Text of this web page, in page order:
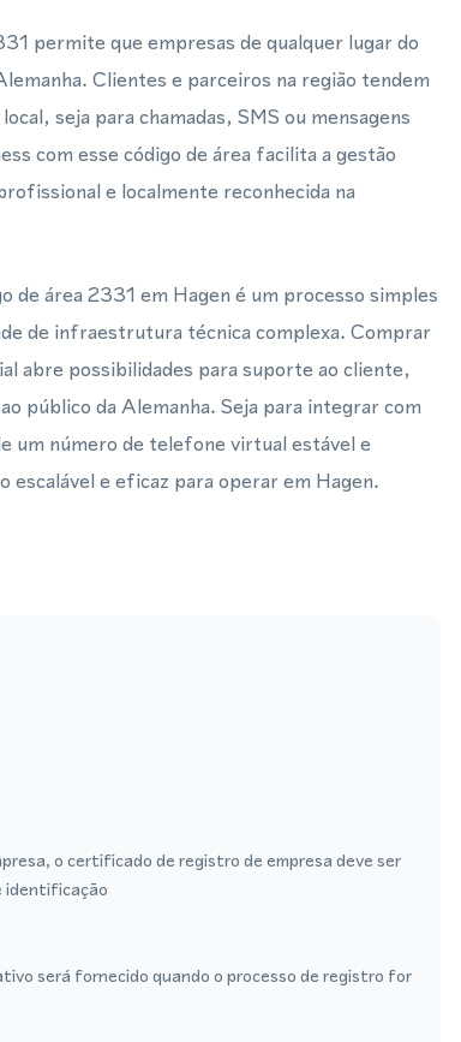
permite que empresas de qualquer lugar do
Clientes e parceiros na região tendem
seja para chamadas, SMS ou mensagens
com esse código de área facilita a gestão
e localmente reconhecida na
área 2331 em Hagen é um processo simples
de infraestrutura técnica complexa. Comprar
abre possibilidades para suporte ao cliente,
público da Alemanha. Seja para integrar com
um número de telefone virtual estável e
e eficaz para operar em Hagen.
o certificado de registro de empresa deve ser
identificação
será fornecido quando o processo de registro for